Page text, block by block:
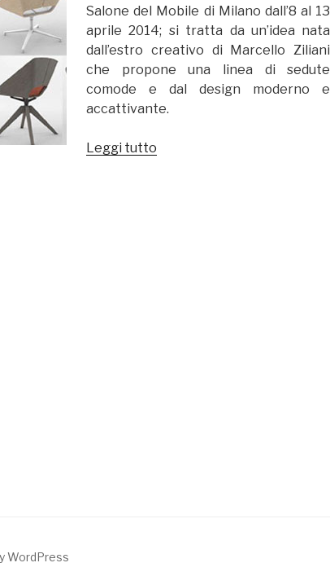
Salone del Mobile di Milano dall’8 al 13
aprile 2014; si tratta da un’idea nata
dall’estro creativo di Marcello Ziliani
che propone una linea di sedute
comode e dal design moderno e
accattivante.
Leggi tutto
WordPress